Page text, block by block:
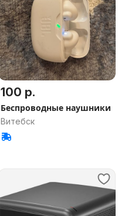
100 р.
Беспроводные наушники
Витебск